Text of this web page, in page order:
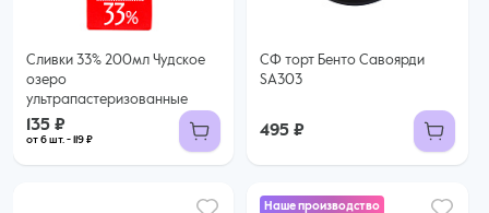
Сливки 33% 200мл Чудское
озеро
ультрапастеризованные
135 ₽
от 6 шт. - 119 ₽
СФ торт Бенто Савоярди
SA303
495 ₽
Наше производство